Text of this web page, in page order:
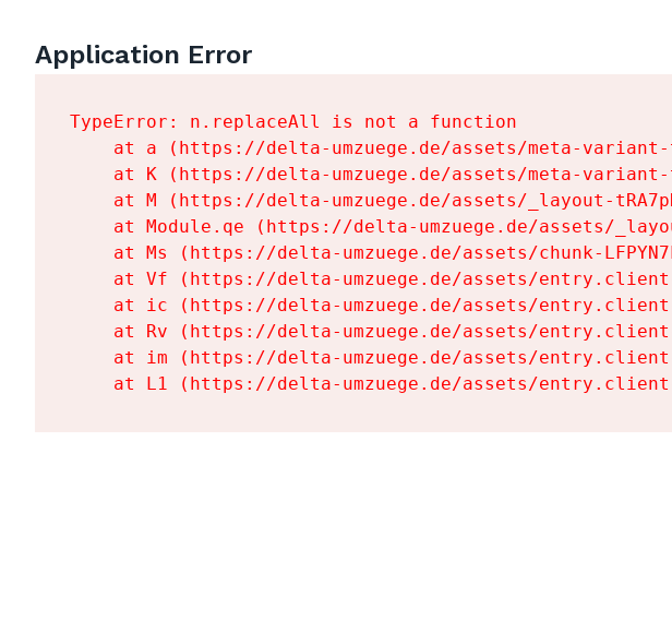
Application Error
TypeError: n.replaceAll is not a function
at a (https://delta-umzuege.de/assets/meta-
at K (https://delta-umzuege.de/assets/meta-
at M (https://delta-umzuege.de/assets/_layout-
at Module.qe (https://delta-umzuege.de/assets/
at Ms (https://delta-umzuege.de/assets/chunk-
at Vf (https://delta-umzuege.de/assets/
at ic (https://delta-umzuege.de/assets/
at Rv (https://delta-umzuege.de/assets/
at im (https://delta-umzuege.de/assets/
at L1 (https://delta-umzuege.de/assets/